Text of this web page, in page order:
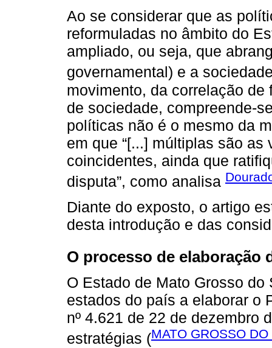
Ao se considerar que as
reformuladas no âmbito do
ampliado, ou seja, que
governamental) e a
movimento, da correlação
de sociedade, compreende-
políticas não é o mesmo da
em que “[...] múltiplas são
coincidentes, ainda que
disputa”, como analisa
Diante do exposto, o artigo
desta introdução e das
O processo de elaboração
O Estado de Mato Grosso
estados do país a elaborar o
nº 4.621 de 22 de dezembro
estratégias (MATO GROSSO